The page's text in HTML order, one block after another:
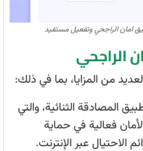
امان الراجحي وتفعيل مستفيد
الراجحي
من المزايا، بما في ذلك:
المصادقة الثنائية، والتي
فعالية في حماية
عبر الإنترنت.